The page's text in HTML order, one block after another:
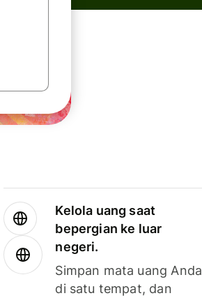
Kelola uang saat
bepergian ke luar
negeri.
Simpan mata uang Anda
di satu tempat, dan